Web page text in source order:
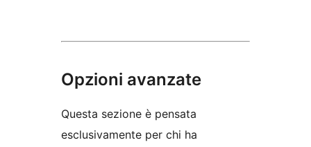
Opzioni avanzate
Questa sezione è pensata
esclusivamente per chi ha